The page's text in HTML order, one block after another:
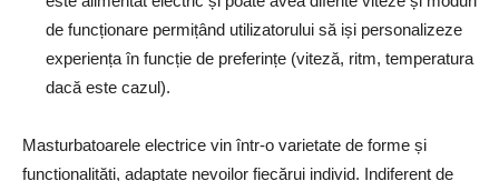
de funcționare permițând utilizatorului să iși personalizeze
experiența în funcție de preferințe (viteză, ritm, temperatura
dacă este cazul).
Masturbatoarele electrice vin într-o varietate de forme și
funcționalități, adaptate nevoilor fiecărui individ. Indiferent de